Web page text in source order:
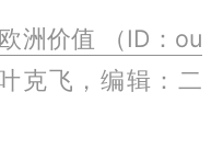
欧洲价值 （ID：ou
克飞，编辑：二